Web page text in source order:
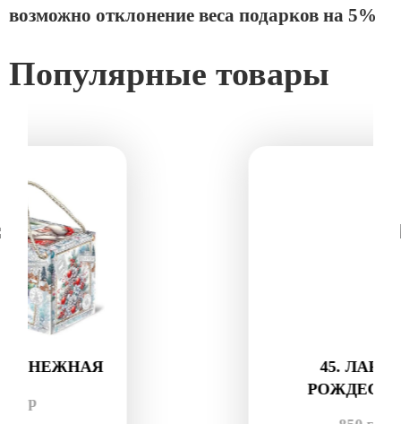
возможно отклонение веса подарков на 5%
Популярные товары